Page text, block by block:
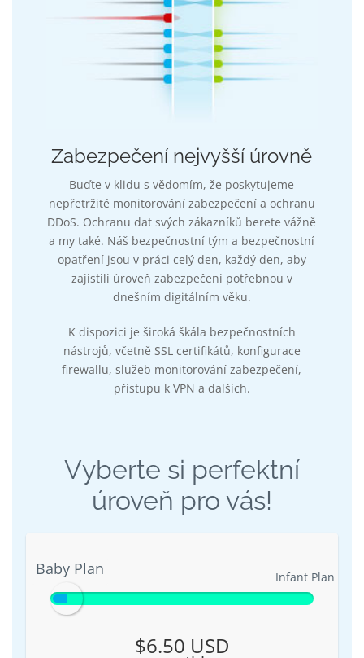
Zabezpečení nejvyšší úrovně
Buďte v klidu s vědomím, že poskytujeme
nepřetržité monitorování zabezpečení a ochranu
DDoS. Ochranu dat svých zákazníků berete vážně
a my také. Náš bezpečnostní tým a bezpečnostní
opatření jsou v práci celý den, každý den, aby
zajistili úroveň zabezpečení potřebnou v
dnešním digitálním věku.
K dispozici je široká škála bezpečnostních
nástrojů, včetně SSL certifikátů, konfigurace
firewallu, služeb monitorování zabezpečení,
přístupu k VPN a dalších.
Vyberte si perfektní
úroveň pro vás!
Baby Plan
Baby Plan Infant Plan
$6.50 USD